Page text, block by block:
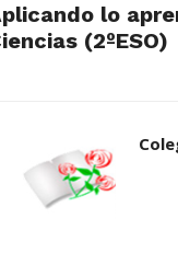
lo
(2ºESO)